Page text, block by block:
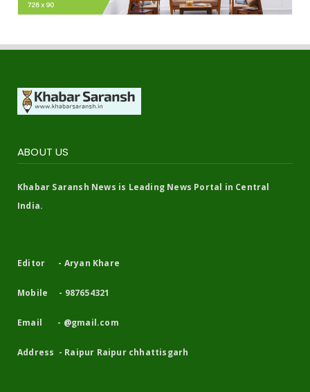
ABOUT US
Khabar Saransh News is Leading News Portal in Central
India.
Editor - Aryan Khare
Mobile - 987654321
Email - @gmail.com
Address - Raipur Raipur chhattisgarh